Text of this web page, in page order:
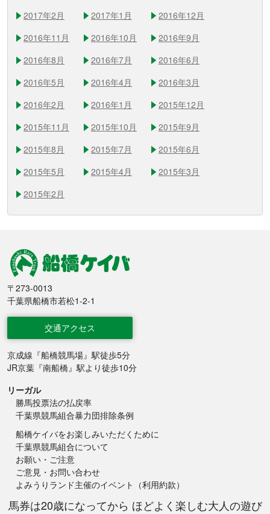
2017年2月
2017年1月
2016年12月
2016年11月
2016年10月
2016年9月
2016年8月
2016年7月
2016年6月
2016年5月
2016年4月
2016年3月
2016年2月
2016年1月
2015年12月
2015年11月
2015年10月
2015年9月
2015年8月
2015年7月
2015年6月
2015年5月
2015年4月
2015年3月
2015年2月
船橋競馬
〒273-0013
千葉県船橋市若松1-2-1
交通アクセス
京成線『船橋競馬場』駅徒歩5分
JR京葉『南船橋』駅より徒歩10分
リーガル
勝馬投票法の払戻率
千葉県競馬組合暴力団排除条例
船橋ケイバをお楽しみいただくために
千葉県競馬組合について
お願い・ご注意
ご意見・お問い合わせ
よみうりランド主催のイベント（利用約款）
馬券は20歳になってから ほどよく楽しむ大人の遊び